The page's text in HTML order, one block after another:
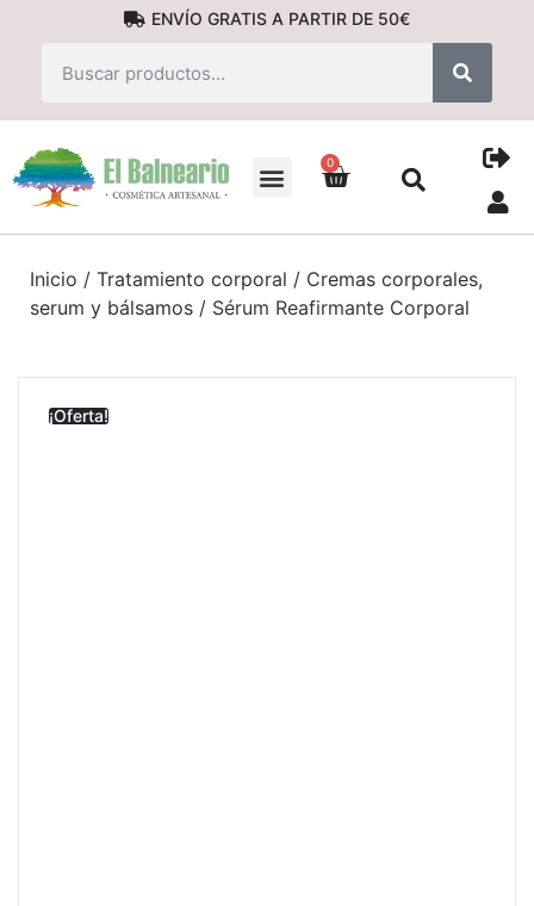
ENVÍO GRATIS A PARTIR DE 50€
0
Inicio / Tratamiento corporal / Cremas corporales,
serum y bálsamos / Sérum Reafirmante Corporal
¡Oferta!